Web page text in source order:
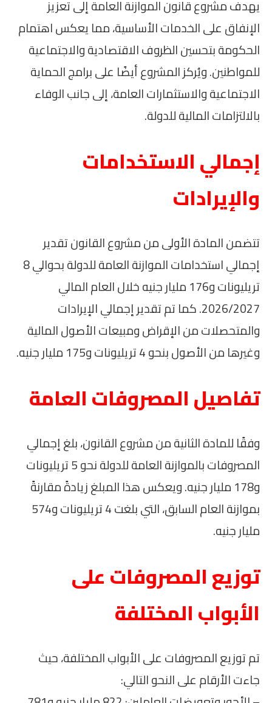
يهدف مشروع قانون الموازنة العامة إلى تعزيز
الإنفاق على الخدمات الأساسية، مما يعكس اهتمام
الحكومة بتحسين الظروف الاقتصادية والاجتماعية
للمواطنين. ويُركز المشروع أيضًا على برامج الحماية
الاجتماعية والاستثمارات العامة، إلى جانب الوفاء
بالالتزامات المالية للدولة.
إجمالي الاستخدامات
والإيرادات
تتضمن المادة الأولى من مشروع القانون تقدير
إجمالي استخدامات الموازنة العامة للدولة بحوالي 8
تريليونات و176 مليار جنيه خلال العام المالي
2026/2027. كما تم تقدير إجمالي الإيرادات
والمتحصلات من الإقراض ومبيعات الأصول المالية
وغيرها من الأصول بنحو 4 تريليونات و175 مليار جنيه.
تفاصيل المصروفات العامة
وفقًا للمادة الثانية من مشروع القانون، بلغ إجمالي
المصروفات بالموازنة العامة للدولة نحو 5 تريليونات
و178 مليار جنيه. ويعكس هذا المبلغ زيادةً مقارنةً
بموازنة العام السابق، التي بلغت 4 تريليونات و574
مليار جنيه.
توزيع المصروفات على
الأبواب المختلفة
تم توزيع المصروفات على الأبواب المختلفة، حيث
جاءت الأرقام على النحو التالي: